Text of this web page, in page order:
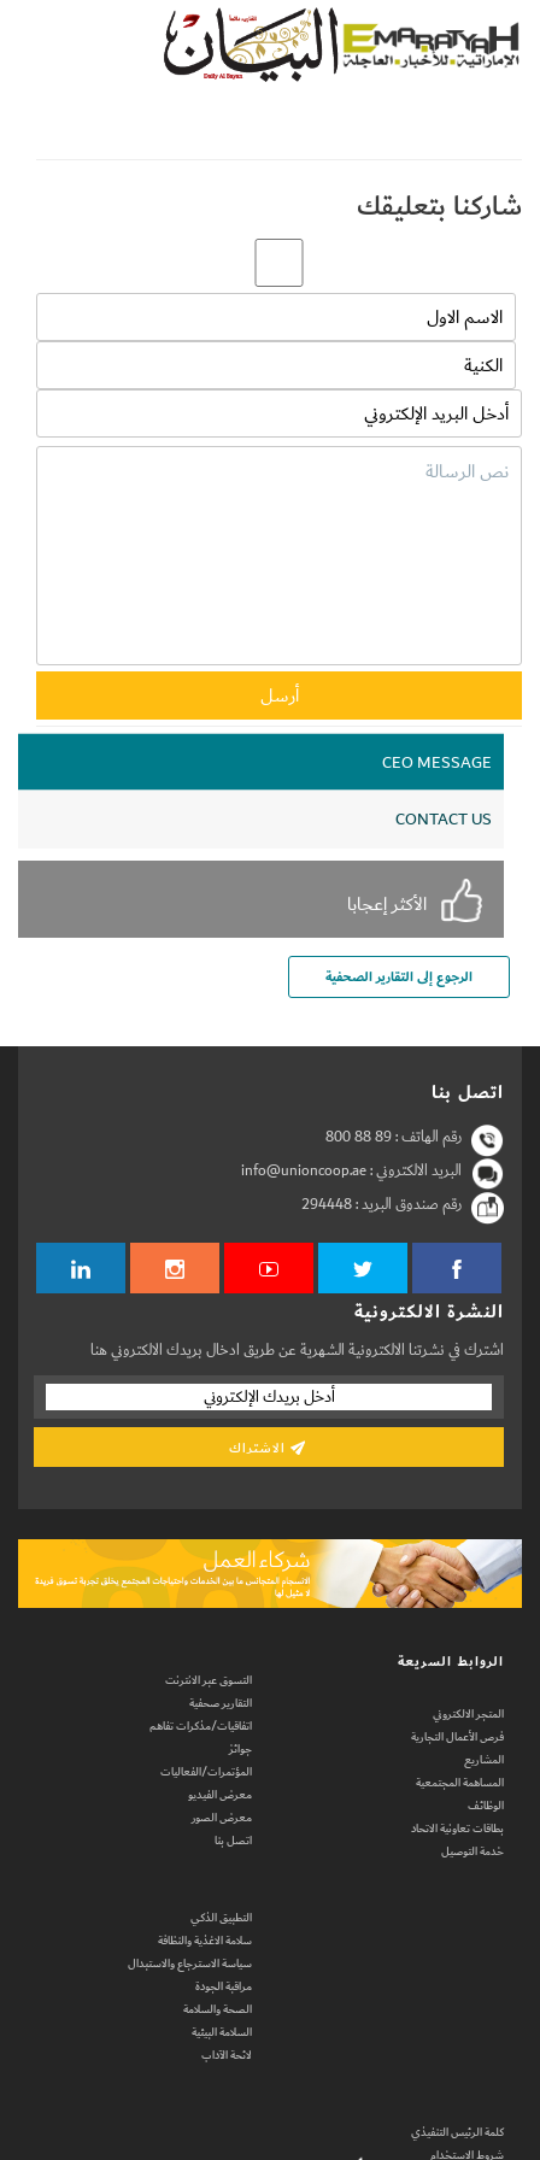
زيارة فروعنا الـ 13 المنتشرة في دبي والموزعة على المناطق التالية
السطوة، والراشدية، والحمرية، والطوار، والكرامة، وجميرا، والعوير،
والوصل، وأم سقيم، والمدينة العالمية، والبرشاء ومردف ومنطقة الممزر
(كووب)، بالإضافة للفروع الثلاثة في عجمان.
شاركنا بتعليقك
CEO MESSAGE
CONTACT US
الأكثر إعجابا
الرجوع إلى التقارير الصحفية
اتصل بنا
رقم الهاتف :800 88 89
البريد الالكتروني : info@unioncoop.ae
رقم صندوق البريد :294448
النشرة الالكترونية
اشترك في نشرتنا الالكترونية الشهرية عن طريق ادخال بريدك الالكتروني هنا
الروابط السريعة
المتجر الالكتروني
فرص الأعمال التجارية
المشاريع
المساهمة المجتمعية
الوظائف
بطاقات تعاونية الاتحاد
خدمة التوصيل
التسوق عبر الانترنت
التقارير صحفية
اتفاقيات/مذكرات تفاهم
جوائز
المؤتمرات/الفعاليات
معرض الفيديو
معرض الصور
اتصل بنا
التطبيق الذكي
سلامة الاغذية والنظافة
سياسة الاسترجاع والاستبدال
مراقبة الجودة
الصحة والسلامة
السلامة البيئية
لائحة الآداب
كلمة الرئيس التنفيذي
شروط الاستخدام